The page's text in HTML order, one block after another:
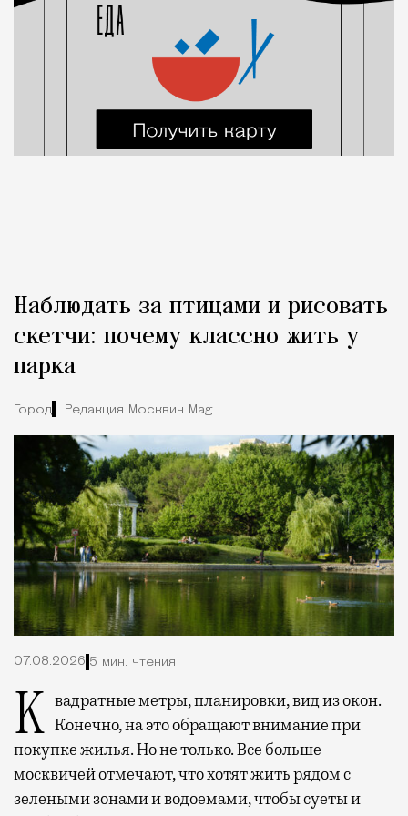
Наблюдать за птицами и рисовать
скетчи: почему классно жить у
парка
Город Редакция Москвич Mag
07.08.2026 5 мин. чтения
Квадратные метры, планировки, вид из окон. Конечно, на это обращают внимание при
покупке жилья. Но не только. Все больше
москвичей отмечают, что хотят жить рядом с
зелеными зонами и водоемами, чтобы суеты и